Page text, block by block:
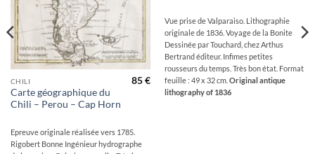
CHILI
Carte géographique du
Chili – Perou – Cap Horn
85€
Epreuve originale réalisée vers 1785.
Rigobert Bonne Ingénieur hydrographe
Vue prise de Valparaiso. Lithographie
originale de 1836. Voyage de la Bonite
Dessinée par Touchard, chez Arthus
Bertrand éditeur. Infimes petites
rousseurs du temps. Très bon état. Format
feuille : 49 x 32 cm. Original antique
lithography of 1836